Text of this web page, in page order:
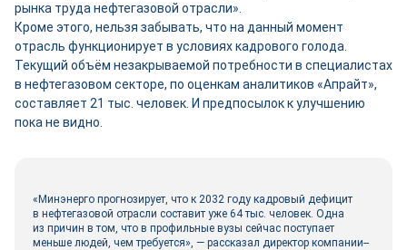
рынка труда нефтегазовой отрасли».
Кроме этого, нельзя забывать, что на данный момент
отрасль функционирует в условиях кадрового голода.
Текущий объём незакрываемой потребности в специалистах
в нефтегазовом секторе, по оценкам аналитиков «Апрайт»,
составляет 21 тыс. человек. И предпосылок к улучшению
пока не видно.
«Минэнерго прогнозирует, что к 2032 году кадровый дефицит
в нефтегазовой отрасли составит уже 64 тыс. человек. Одна
из причин в том, что в профильные вузы сейчас поступает
меньше людей, чем требуется», — рассказал директор компании-­